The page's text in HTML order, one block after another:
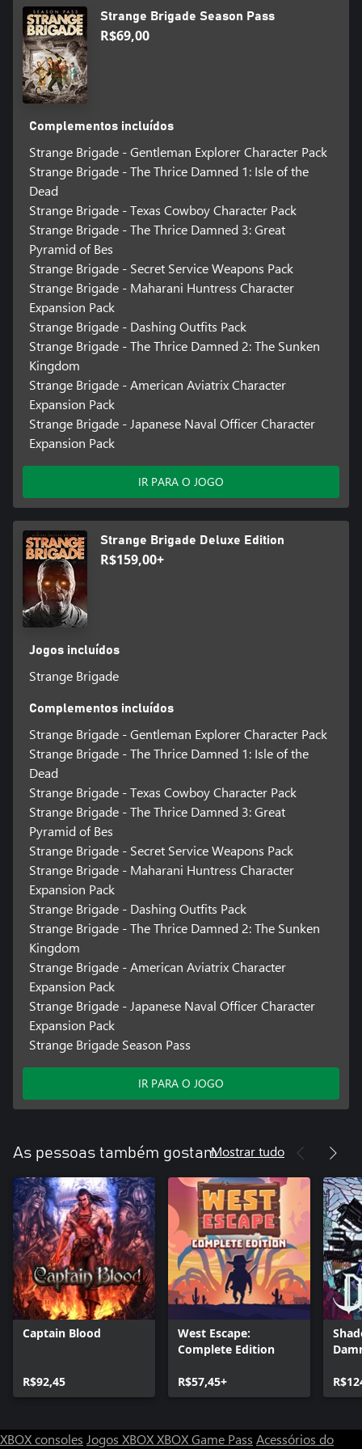
muito pior!
VÁRIAS ARMADILHAS ATERRORIZANTES
Fique de olho nos seus arredores para encontrar maneiras
criativas de eliminar seus inimigos! Degole os mortos-vivos com
lâminas giratórias, incendeie-os com armadilhas de fogo,
esmague-os com rochedos bem posicionados e mais. Você não
UMA PORÇÃO DE PROBLEMAS ENIGMÁTICOS
Fique de olhos abertos em busca de pistas suspeitas, entradas
secretas e máquinas antigas que precisam ser reativadas! Talvez
você encontre tesouros fascinantes e fortunas enterradas do
outro lado…
Strange Brigade Season Pass
R$69,00
Complementos incluídos
Strange Brigade - Gentleman Explorer Character Pack
Strange Brigade - The Thrice Damned 1: Isle of the
Dead
Strange Brigade - Texas Cowboy Character Pack
Strange Brigade - The Thrice Damned 3: Great
Pyramid of Bes
Strange Brigade - Secret Service Weapons Pack
Strange Brigade - Maharani Huntress Character
Expansion Pack
Strange Brigade - Dashing Outfits Pack
Strange Brigade - The Thrice Damned 2: The Sunken
Kingdom
Strange Brigade - American Aviatrix Character
Expansion Pack
Strange Brigade - Japanese Naval Officer Character
Expansion Pack
IR PARA O JOGO
Strange Brigade Deluxe Edition
R$159,00+
Jogos incluídos
Strange Brigade
Complementos incluídos
Strange Brigade - Gentleman Explorer Character Pack
Strange Brigade - The Thrice Damned 1: Isle of the
Dead
Strange Brigade - Texas Cowboy Character Pack
Strange Brigade - The Thrice Damned 3: Great
Pyramid of Bes
Strange Brigade - Secret Service Weapons Pack
Strange Brigade - Maharani Huntress Character
Expansion Pack
Strange Brigade - Dashing Outfits Pack
Strange Brigade - The Thrice Damned 2: The Sunken
Kingdom
Strange Brigade - American Aviatrix Character
Expansion Pack
Strange Brigade - Japanese Naval Officer Character
Expansion Pack
Strange Brigade Season Pass
IR PARA O JOGO
As pessoas também gostamMostrar tudo
Captain Blood
R$92,45
West Escape:
Complete Edition
R$57,45+
XBOX consoles Jogos XBOXXBOX Game Pass Acessórios do